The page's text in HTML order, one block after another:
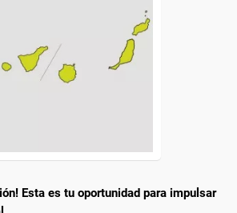
Esta es tu oportunidad para impulsar